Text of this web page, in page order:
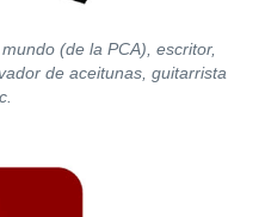
(de la PCA), escritor,
de aceitunas, guitarrista